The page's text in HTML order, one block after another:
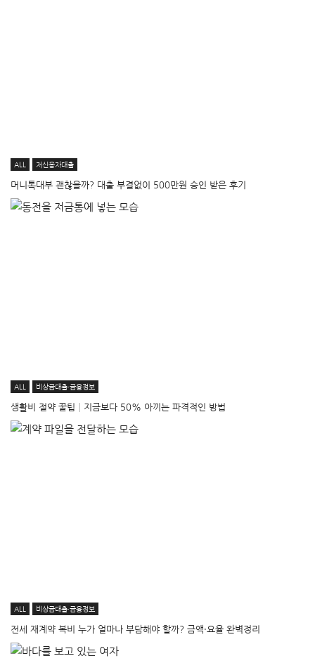
ALL 저신용자대출
머니톡대부 괜찮을까? 대출 부결없이 500만원 승인 받은 후기
ALL 비상금대출·금융정보
생활비 절약 꿀팁│지금보다 50% 아끼는 파격적인 방법
ALL 비상금대출·금융정보
전세 재계약 복비 누가 얼마나 부담해야 할까? 금액·요율 완벽정리